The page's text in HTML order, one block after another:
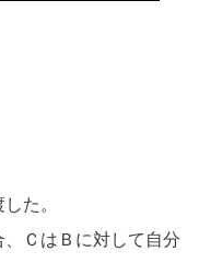
た。
ＣはＢに対して自分